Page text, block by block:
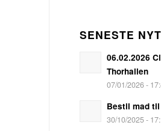
SENESTE NYT
06.02.2026
Thorhallen
07/01/2026 -
Bestil mad
30/10/2025 -